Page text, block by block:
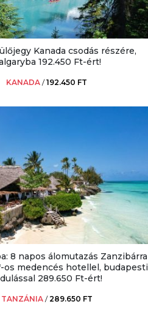
Kanada csodás részére,
192.450 Ft-ért!
KANADA /192.450 FT
8 napos álomutazás Zanzibárra
os medencés hotellel, budapesti
289.650 Ft-ért!
TANZÁNIA /289.650 FT